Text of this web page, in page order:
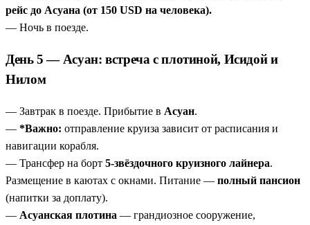
рейс до Асуана (от 150 USD на человека).
— Ночь в поезде.
День 5 — Асуан: встреча с плотиной, Исидой и
Нилом
— Завтрак в поезде. Прибытие в Асуан.
— *Важно: отправление круиза зависит от расписания и
навигации корабля.
— Трансфер на борт 5-звёздочного круизного лайнера.
Размещение в каютах с окнами. Питание — полный пансион
(напитки за доплату).
— Асуанская плотина — грандиозное сооружение,